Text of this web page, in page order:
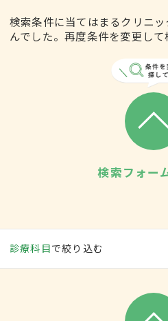
検索条件に当てはまるクリニ
んでした。再度条件を変更して
検索フォー
診療科目で絞り込む